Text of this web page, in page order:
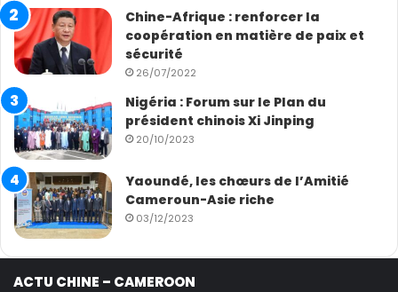
Chine-Afrique : renforcer la
coopération en matière de paix et
sécurité
26/07/2022
Nigéria : Forum sur le Plan du
président chinois Xi Jinping
20/10/2023
Yaoundé, les chœurs de l’Amitié
Cameroun-Asie riche
03/12/2023
ACTU CHINE – CAMEROON